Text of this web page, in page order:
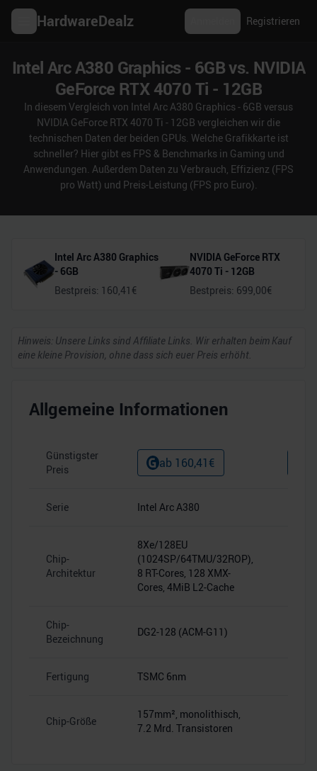
HardwareDealz Registrieren
Intel Arc A380 Graphics - 6GB vs. NVIDIA
GeForce RTX 4070 Ti - 12GB
In diesem Vergleich von Intel Arc A380 Graphics - 6GB versus
NVIDIA GeForce RTX 4070 Ti - 12GB vergleichen wir die
technischen Daten der beiden GPUs. Welche Grafikkarte ist
schneller? Hier gibt es FPS & Benchmarks in Gaming und
Anwendungen. Außerdem Daten zu Verbrauch, Effizienz (FPS
pro Watt) und Preis-Leistung (FPS pro Euro).
Intel Arc A380 Graphics
- 6GB
Bestpreis: 160,41 €
NVIDIA GeForce RTX
4070 Ti - 12GB
Bestpreis: 699,00€
Hinweis: Unsere Links sind Affiliate Links. Wir erhalten beim Kauf
eine kleine Provision, ohne dass sich euer Preis erhöht.
Allgemeine Informationen
Günstigster
Preis
ab 160,41€
Serie Intel Arc A380
Chip-
Architektur
8Xe/128EU
(1024SP/64TMU/32ROP),
8 RT-Cores, 128 XMX-
Cores, 4MiB L2-Cache
Chip-
Bezeichnung
DG2-128 (ACM-G11)
Fertigung TSMC 6nm
Chip-Größe
157mm², monolithisch,
7.2 Mrd. Transistoren